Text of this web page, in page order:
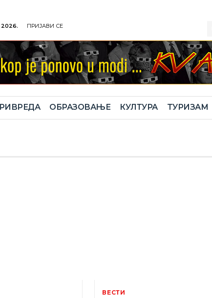
2026. ПРИЈАВИ СЕ
ОБРАЗОВАЊЕ КУЛТУРА TУРИЗАМ
ВЕСТИ